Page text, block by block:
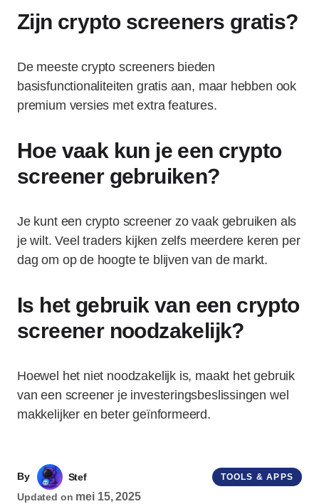
Zijn crypto screeners gratis?
De meeste crypto screeners bieden
basisfunctionaliteiten gratis aan, maar hebben ook
premium versies met extra features.
Hoe vaak kun je een crypto
screener gebruiken?
Je kunt een crypto screener zo vaak gebruiken als
je wilt. Veel traders kijken zelfs meerdere keren per
dag om op de hoogte te blijven van de markt.
Is het gebruik van een crypto
screener noodzakelijk?
Hoewel het niet noodzakelijk is, maakt het gebruik
van een screener je investeringsbeslissingen wel
makkelijker en beter geïnformeerd.
By
Stef
Updated on mei 15, 2025
TOOLS & APPS